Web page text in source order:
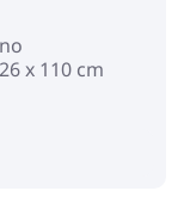
x 110 cm
x 65,5 cm